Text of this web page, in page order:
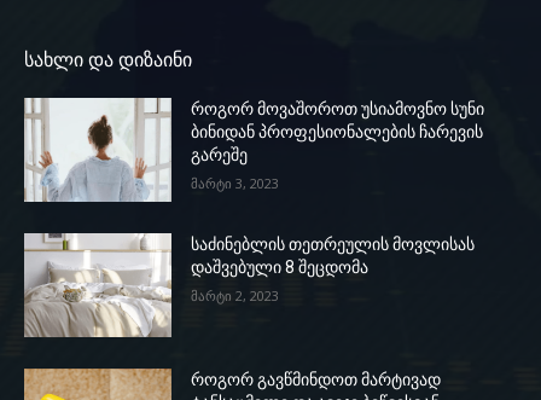
სახლი და დიზაინი
როგორ მოვაშოროთ უსიამოვნო სუნი
ბინიდან პროფესიონალების ჩარევის
გარეშე
მარტი 3, 2023
საძინებლის თეთრეულის მოვლისას
დაშვებული 8 შეცდომა
მარტი 2, 2023
როგორ გავწმინდოთ მარტივად